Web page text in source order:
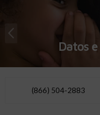
Datos
(866) 504-2883